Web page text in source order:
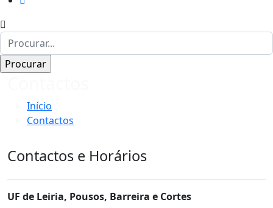
Início
Contactos
Contactos e Horários
UF de Leiria, Pousos, Barreira e Cortes